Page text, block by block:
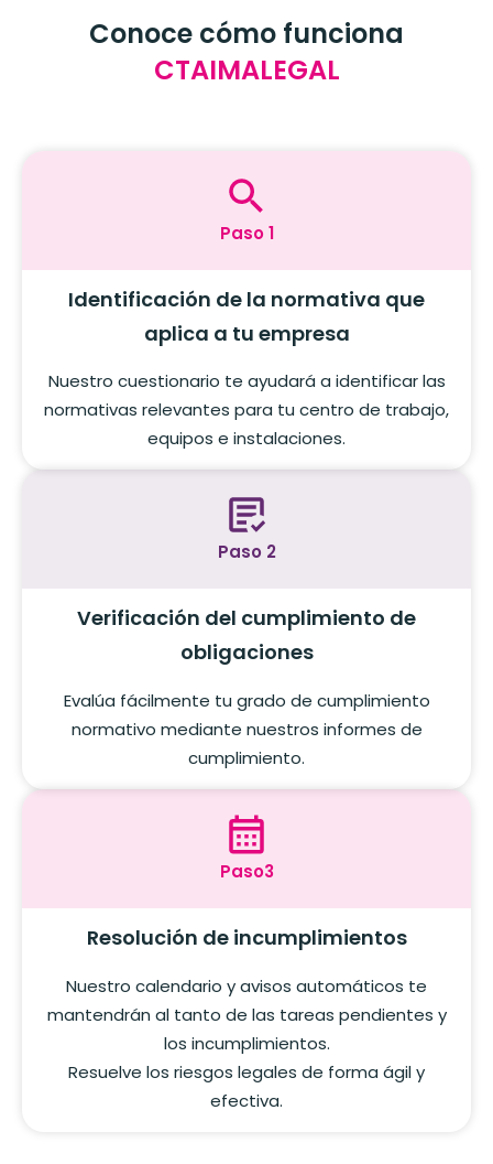
Conoce cómo funciona
CTAIMALEGAL
Paso 1
Identificación de la normativa que
aplica a tu empresa
Nuestro cuestionario te ayudará a identificar las
normativas relevantes para tu centro de trabajo,
equipos e instalaciones.
Paso 2
Verificación del cumplimiento de
obligaciones
Evalúa fácilmente tu grado de cumplimiento
normativo mediante nuestros informes de
cumplimiento.
Paso3
Resolución de incumplimientos
Nuestro calendario y avisos automáticos te
mantendrán al tanto de las tareas pendientes y
los incumplimientos.
Resuelve los riesgos legales de forma ágil y
efectiva.